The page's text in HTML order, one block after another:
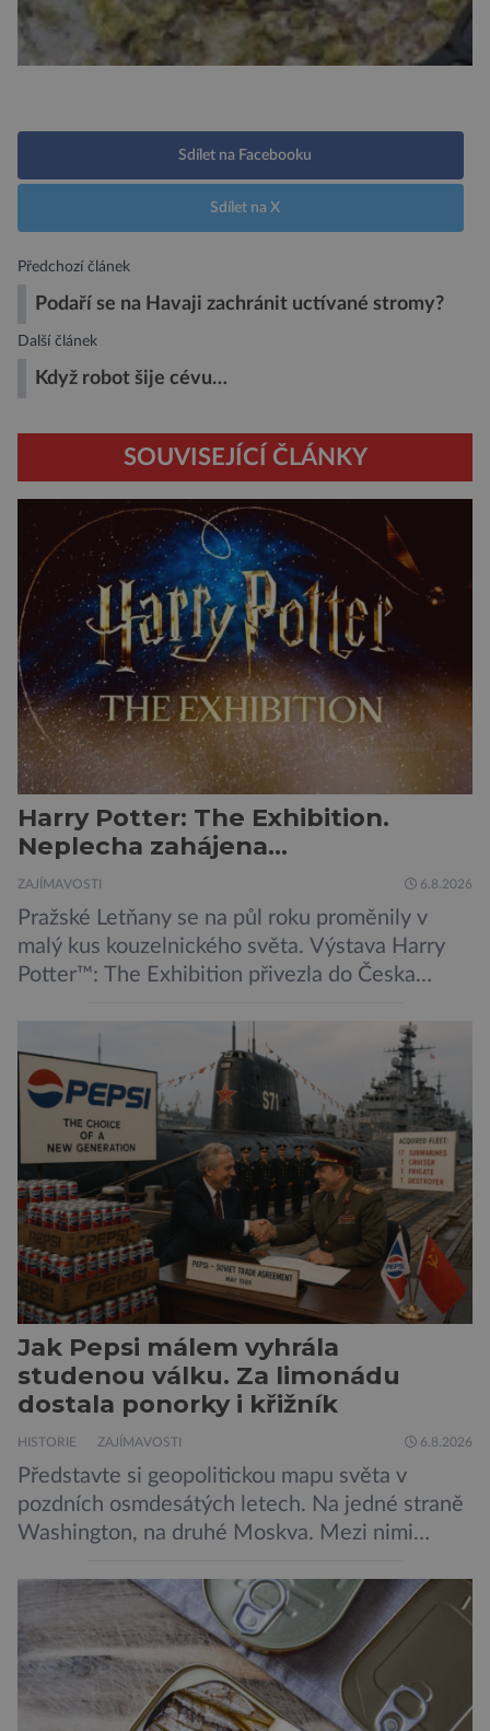
Sdílet na Facebooku
Sdílet na X
Předchozí článek
Podaří se na Havaji zachránit uctívané stromy?
Další článek
Když robot šije cévu…
SOUVISEJÍCÍ ČLÁNKY
Harry Potter: The Exhibition.
Neplecha zahájena…
ZAJÍMAVOSTI 6.8.2026
Pražské Letňany se na půl roku proměnily v
malý kus kouzelnického světa. Výstava Harry
Potter™: The Exhibition přivezla do Česka
Bradavice, Hagridovu chýši i učebny, ve
kterých si můžete zkusit kouzla na vlastní kůži.
Nechte tedy mudlovské starosti přede dveřmi.
Neplecha byla zahájena. Dopis z Bradavic
možná stále nepřišel, ale […]
Jak Pepsi málem vyhrála
studenou válku. Za limonádu
dostala ponorky i křižník
HISTORIE ZAJÍMAVOSTI 6.8.2026
Představte si geopolitickou mapu světa v
pozdních osmdesátých letech. Na jedné straně
Washington, na druhé Moskva. Mezi nimi
padesátkrát dokola, železná opona a miliony
vojáků v permanentní pohotovosti. A pak je tu
Donald Kendall, generální ředitel společnosti
PepsiCo, který se v květnu roku 1989 stává
admirálem flotily, jež čítá sedmnáct […]